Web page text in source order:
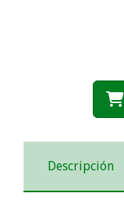
Descripción